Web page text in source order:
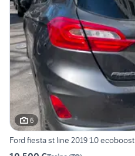
6
Ford fiesta st line 2019 1.0 ecoboost